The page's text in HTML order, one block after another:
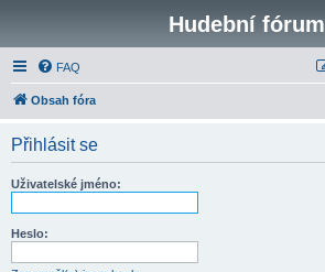
Hudební fórum
FAQ
Obsah fóra
Přihlásit se
Uživatelské jméno:
Heslo: